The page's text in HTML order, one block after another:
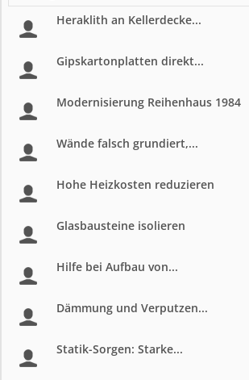
Heraklith an Kellerdecke...
Gipskartonplatten direkt...
Modernisierung Reihenhaus 1984
Wände falsch grundiert,...
Hohe Heizkosten reduzieren
Glasbausteine isolieren
Hilfe bei Aufbau von...
Dämmung und Verputzen...
Statik-Sorgen: Starke...